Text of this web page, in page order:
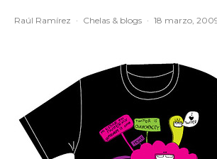
Raúl Ramírez · Chelas & blogs · 18 marzo,